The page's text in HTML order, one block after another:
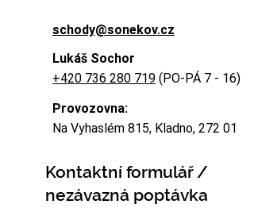
schody@sonekov.cz
Lukáš Sochor
+420 736 280 719 (PO-PÁ 7 - 16)
Provozovna:
Na Vyhaslém 815, Kladno, 272 01
Kontaktní formulář /
nezávazná poptávka